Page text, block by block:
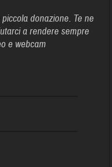
donazione. Te ne
a rendere sempre
e webcam